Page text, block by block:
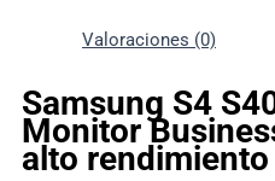
Valoraciones (0)
Samsung S4
Monitor
alto rendimiento